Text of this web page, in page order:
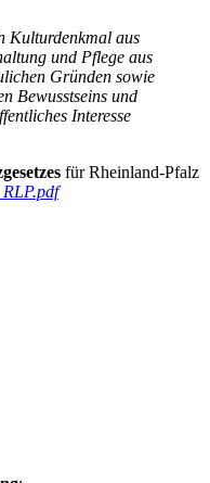
Kulturdenkmal aus
und Pflege aus
Gründen sowie
Bewusstseins und
Interesse
für Rheinland-Pfalz